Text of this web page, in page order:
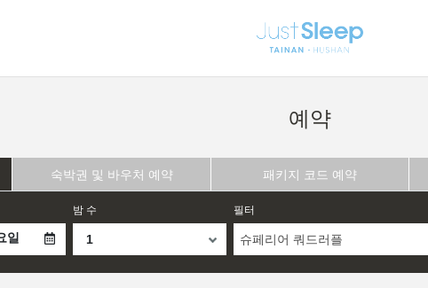
예약
숙박권 및 바우처 예약 패키지 코드 예약
일
밤 수 필터
슈페리어 쿼드러플